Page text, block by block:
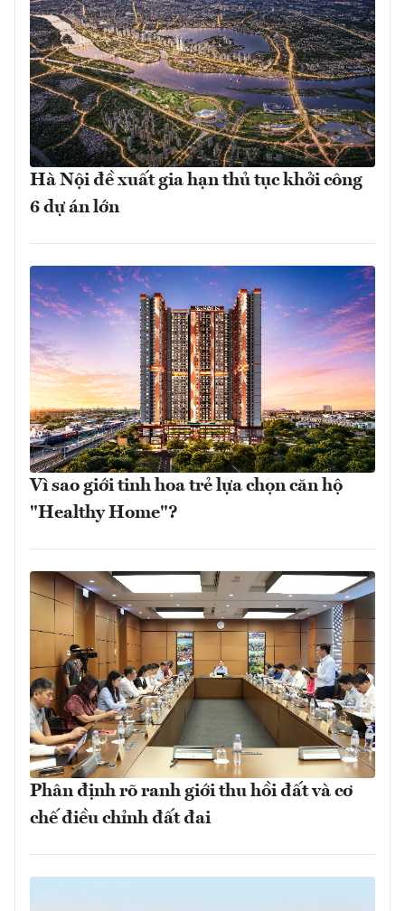
Hà Nội đề xuất gia hạn thủ tục khởi công
6 dự án lớn
Vì sao giới tinh hoa trẻ lựa chọn căn hộ
"Healthy Home"?
Phân định rõ ranh giới thu hồi đất và cơ
chế điều chỉnh đất đai